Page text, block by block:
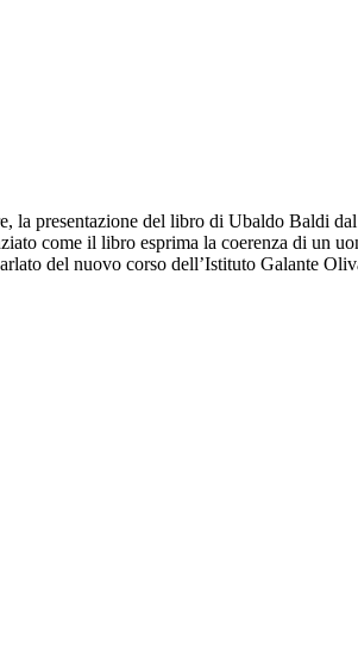
presentazione del libro di Ubaldo Baldi
come il libro esprima la coerenza di un
del nuovo corso dell’Istituto Galante